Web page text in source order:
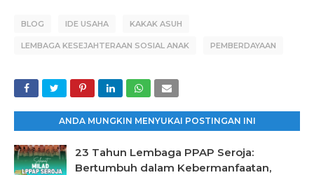
BLOG IDE USAHA KAKAK ASUH
LEMBAGA KESEJAHTERAAN SOSIAL ANAK PEMBERDAYAAN
ANDA MUNGKIN MENYUKAI POSTINGAN INI
23 Tahun Lembaga PPAP Seroja:
Bertumbuh dalam Kebermanfaatan,